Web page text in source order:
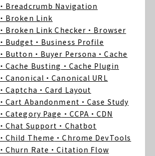
・Breadcrumb Navigation
・Broken Link
・Broken Link Checker ・Browser
・Budget ・Business Profile
・Button ・Buyer Persona ・Cache
・Cache Busting ・Cache Plugin
・Canonical ・Canonical URL
・Captcha ・Card Layout
・Cart Abandonment ・Case Study
・Category Page ・CCPA ・CDN
・Chat Support ・Chatbot
・Child Theme ・Chrome DevTools
・Churn Rate ・Citation Flow